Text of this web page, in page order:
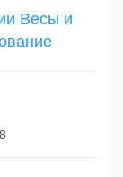
Весы и